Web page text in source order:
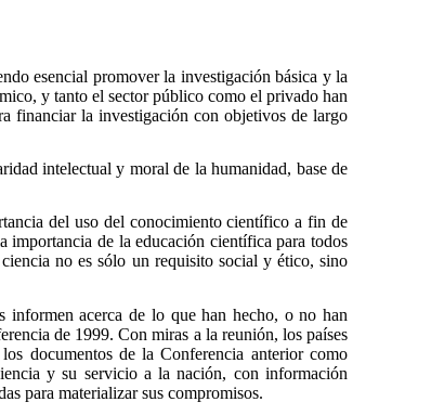
esencial promover la investigación básica y la
y tanto el sector público como el privado han
financiar la investigación con objetivos de largo
intelectual y moral de la humanidad, base de
del uso del conocimiento científico a fin de
importancia de la educación científica para todos
no es sólo un requisito social y ético, sino
informen acerca de lo que han hecho, o no han
de 1999. Con miras a la reunión, los países
documentos de la Conferencia anterior como
y su servicio a la nación, con información
para materializar sus compromisos.